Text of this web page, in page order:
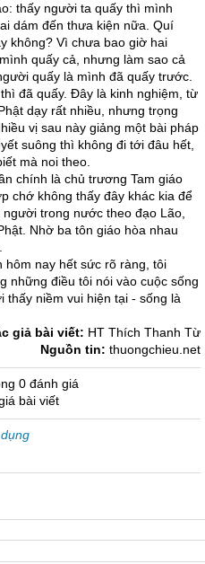
thấy người ta quấy thì mình
dám đến thưa kiện nữa. Quí
không? Vì chưa bao giờ hai
quấy cả, nhưng làm sao cả
quấy là mình đã quấy trước.
đã quấy. Đây là kinh nghiệm, từ
dạy rất nhiều, nhưng trọng
vị sau này giảng một bài pháp
suông thì không đi tới đâu hết,
mà noi theo.
chính là chủ trương Tam giáo
chớ không thấy đây khác kia để
trong nước theo đạo Lão,
Nhờ ba tôn giáo hòa nhau
hôm nay hết sức rõ ràng, tôi
những điều tôi nói vào cuộc sống
thấy niềm vui hiện tại - sống là
giả bài viết: HT Thích Thanh Từ
Nguồn tin: thuongchieu.net
0 đánh giá
bài viết